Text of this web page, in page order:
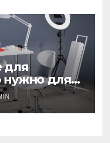
для
нужно для